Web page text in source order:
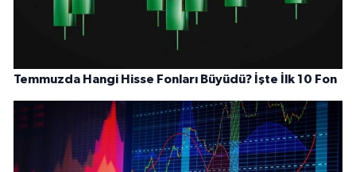
Temmuzda Hangi Hisse Fonları Büyüdü? İşte İlk 10 Fon